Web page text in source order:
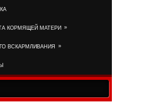
КОРМЯЩЕЙ МАТЕРИ »
ВСКАРМЛИВАНИЯ »